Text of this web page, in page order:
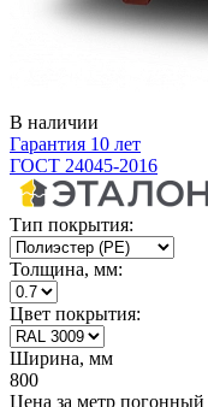
В наличии
Гарантия 10 лет
ГОСТ 24045-2016
Тип покрытия:
Толщина, мм:
Цвет покрытия:
Ширина, мм
800
Цена за метр погонный